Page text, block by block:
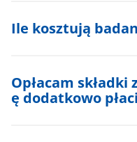
Ile kosztują
Opłacam
ę dodatkowo